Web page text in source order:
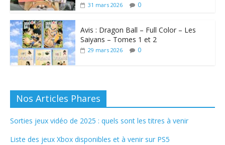
31 mars 2026 0
Avis : Dragon Ball – Full Color – Les
Saiyans – Tomes 1 et 2
29 mars 2026 0
Nos Articles Phares
Sorties jeux vidéo de 2025 : quels sont les titres à venir
Liste des jeux Xbox disponibles et à venir sur PS5